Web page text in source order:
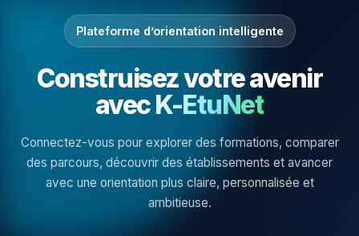
Plateforme d’orientation intelligente
Construisez votre avenir
avecK-EtuNet
Connectez-vous pour explorer des formations, comparer
des parcours, découvrir des établissements et avancer
avec une orientation plus claire, personnalisée et
ambitieuse.